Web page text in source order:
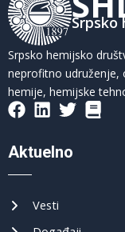
Srpsko hemijsko
neprofitno udruženje,
hemije, hemijske
Aktuelno
Vesti